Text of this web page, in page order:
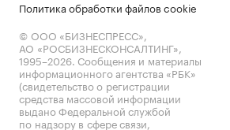
Политика обработки файлов cookie
© ООО «БИЗНЕСПРЕСС»,
АО «РОСБИЗНЕСКОНСАЛТИНГ»,
1995–2026. Сообщения и материалы
информационного агентства «РБК»
(свидетельство о регистрации
средства массовой информации
выдано Федеральной службой
по надзору в сфере связи,